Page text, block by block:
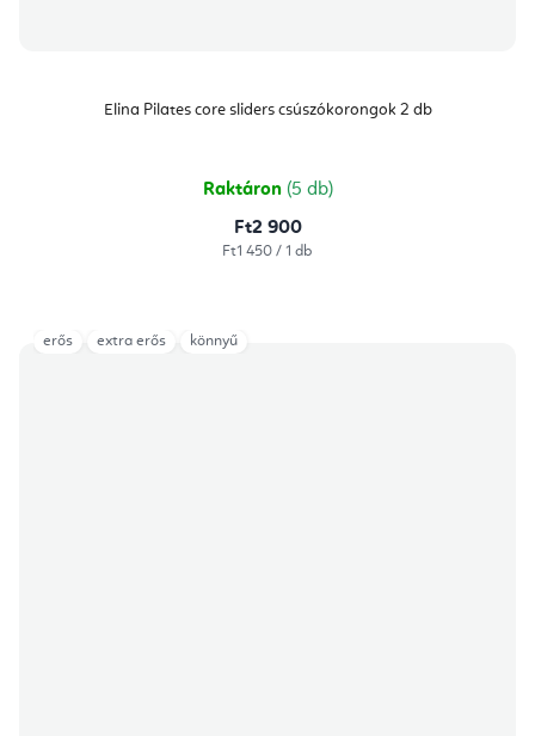
Elina Pilates core sliders csúszókorongok 2 db
Raktáron (5 db)
Ft2 900
Egységár:
Ft1 450 / 1 db
erős extra erős könnyű